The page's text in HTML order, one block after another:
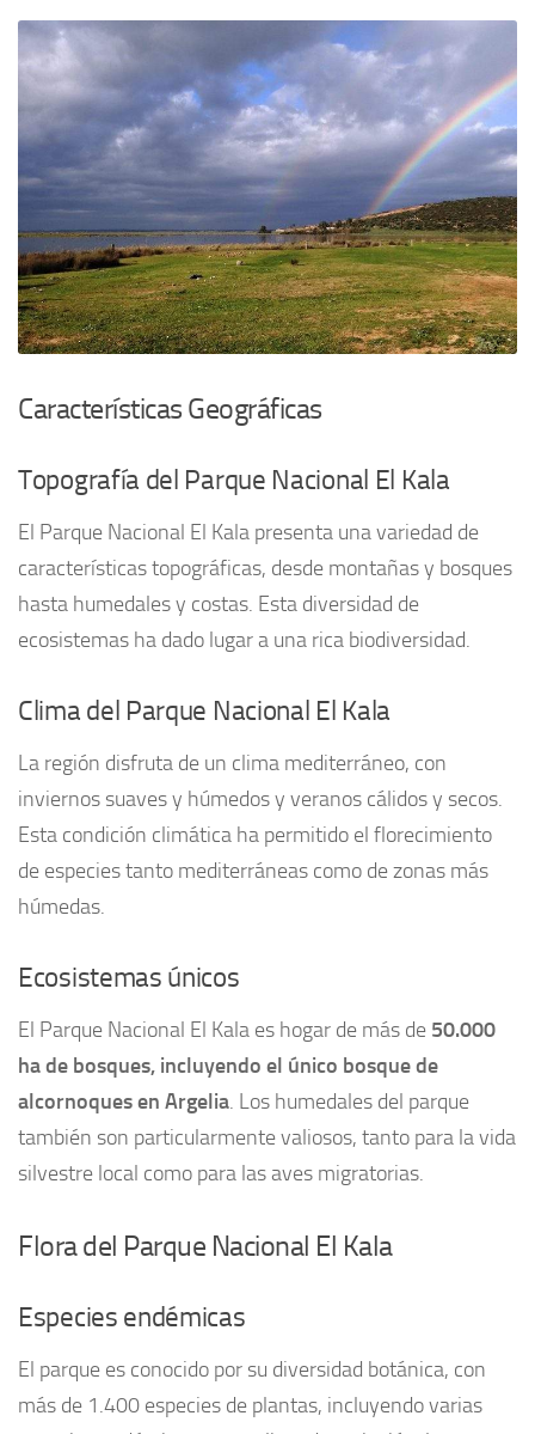
Características Geográficas
Topografía del Parque Nacional El Kala
El Parque Nacional El Kala presenta una variedad de
características topográficas, desde montañas y bosques
hasta humedales y costas. Esta diversidad de
ecosistemas ha dado lugar a una rica biodiversidad.
Clima del Parque Nacional El Kala
La región disfruta de un clima mediterráneo, con
inviernos suaves y húmedos y veranos cálidos y secos.
Esta condición climática ha permitido el florecimiento
de especies tanto mediterráneas como de zonas más
húmedas.
Ecosistemas únicos
El Parque Nacional El Kala es hogar de más de 50.000
ha de bosques, incluyendo el único bosque de
alcornoques en Argelia. Los humedales del parque
también son particularmente valiosos, tanto para la vida
silvestre local como para las aves migratorias.
Flora del Parque Nacional El Kala
Especies endémicas
El parque es conocido por su diversidad botánica, con
más de 1.400 especies de plantas, incluyendo varias